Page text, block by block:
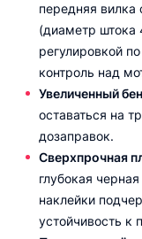
передняя вилка
(диаметр штока
регулировкой
контроль над
Увеличенный
оставаться на
дозаправок.
Сверхпрочная
глубокая
наклейки
устойчивость к